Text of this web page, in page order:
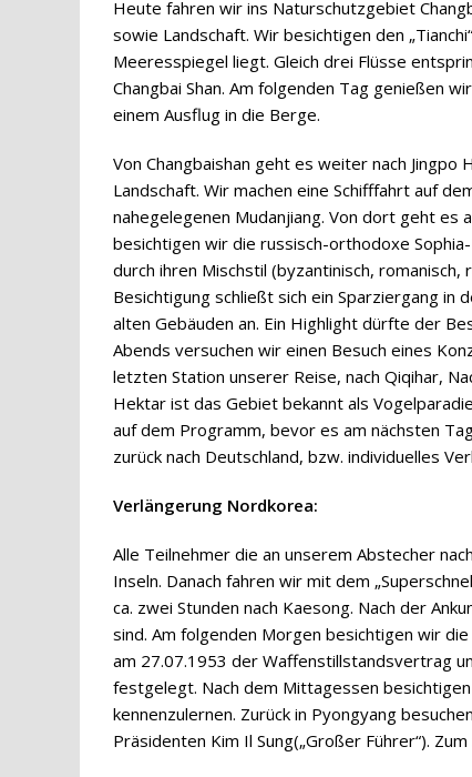
Heute fahren wir ins Naturschutzgebiet
sowie Landschaft. Wir besichtigen den
Meeresspiegel liegt. Gleich drei Flüsse
Changbai Shan. Am folgenden Tag genießen
einem Ausflug in die Berge.
Von Changbaishan geht es weiter nach
Landschaft. Wir machen eine Schifffahrt auf
nahegelegenen Mudanjiang. Von dort geht es
besichtigen wir die russisch-orthodoxe
durch ihren Mischstil (byzantinisch,
Besichtigung schließt sich ein Sparziergang in
alten Gebäuden an. Ein Highlight dürfte der
Abends versuchen wir einen Besuch eines
letzten Station unserer Reise, nach Qiqihar,
Hektar ist das Gebiet bekannt als
auf dem Programm, bevor es am nächsten
zurück nach Deutschland, bzw. individuelles
Verlängerung Nordkorea:
Alle Teilnehmer die an unserem Abstecher
Inseln. Danach fahren wir mit dem
ca. zwei Stunden nach Kaesong. Nach der
sind. Am folgenden Morgen besichtigen wir
am 27.07.1953 der Waffenstillstandsvertrag
festgelegt. Nach dem Mittagessen
kennenzulernen. Zurück in Pyongyang
Präsidenten Kim Il Sung(„Großer Führer“).